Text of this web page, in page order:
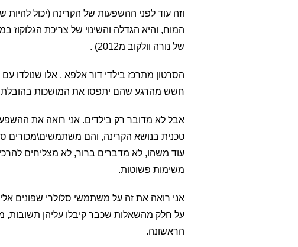
וזה עוד לפני ההשפעות של הקרינה (יכול
המוח, והיא הגדלה והשינוי של צריכת הגלוקוז
של נורה וולקוב מ2012) .
הסרטון מתרכז בילדי דור אלפא , אלו שנולדו
חשש מהרגע שהם יתפסו את המושכות בהובלת
אבל לא מדובר רק בילדים. אני רואה את
טכנית בנושא הקרינה, והם משתמשים\מכורים
עוד משהו, לא מדברים ברור, לא מצליחים
משימות פשוטות.
אני רואה את זה על משתמשי סלולרי שפונים
על חלק מהשאלות שכבר קיבלו עליהן
הראשונה.